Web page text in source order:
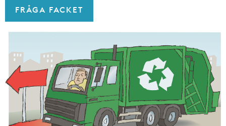
FRÅGA FACKET